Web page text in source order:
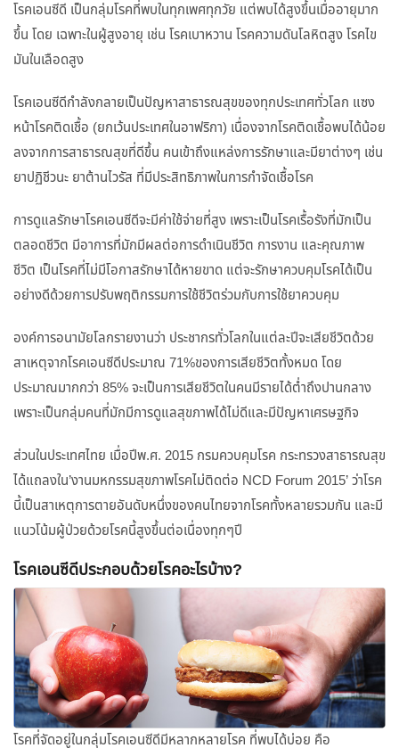
โรคเอนซีดี เป็นกลุ่มโรคที่พบในทุกเพศทุกวัย แต่พบได้สูงขึ้นเมื่ออายุมาก
ขึ้น โดย เฉพาะในผู้สูงอายุ เช่น โรคเบาหวาน โรคความดันโลหิตสูง โรคไข
มันในเลือดสูง
โรคเอนซีดีกำลังกลายเป็นปัญหาสาธารณสุขของทุกประเทศทั่วโลก แซง
หน้าโรคติดเชื้อ (ยกเว้นประเทศในอาฟริกา) เนื่องจากโรคติดเชื้อพบได้น้อย
ลงจากการสาธารณสุขที่ดีขึ้น คนเข้าถึงแหล่งการรักษาและมียาต่างๆ เช่น
ยาปฏิชีวนะ ยาต้านไวรัส ที่มีประสิทธิภาพในการกำจัดเชื้อโรค
การดูแลรักษาโรคเอนซีดีจะมีค่าใช้จ่ายที่สูง เพราะเป็นโรคเรื้อรังที่มักเป็น
ตลอดชีวิต มีอาการที่มักมีผลต่อการดำเนินชีวิต การงาน และคุณภาพ
ชีวิต เป็นโรคที่ไม่มีโอกาสรักษาได้หายขาด แต่จะรักษาควบคุมโรคได้เป็น
อย่างดีด้วยการปรับพฤติกรรมการใช้ชีวิตร่วมกับการใช้ยาควบคุม
องค์การอนามัยโลกรายงานว่า ประชากรทั่วโลกในแต่ละปีจะเสียชีวิตด้วย
สาเหตุจากโรคเอนซีดีประมาณ 71%ของการเสียชีวิตทั้งหมด โดย
ประมาณมากกว่า 85% จะเป็นการเสียชีวิตในคนมีรายได้ต่ำถึงปานกลาง
เพราะเป็นกลุ่มคนที่มักมีการดูแลสุขภาพได้ไม่ดีและมีปัญหาเศรษฐกิจ
ส่วนในประเทศไทย เมื่อปีพ.ศ. 2015 กรมควบคุมโรค กระทรวงสาธารณสุข
ได้แถลงใน’งานมหกรรมสุขภาพโรคไม่ติดต่อ NCD Forum 2015’ ว่าโรค
นี้เป็นสาเหตุการตายอันดับหนึ่งของคนไทยจากโรคทั้งหลายรวมกัน และมี
แนวโน้มผู้ป่วยด้วยโรคนี้สูงขึ้นต่อเนื่องทุกๆปี
โรคเอนซีดีประกอบด้วยโรคอะไรบ้าง?
โรคที่จัดอยู่ในกลุ่มโรคเอนซีดีมีหลากหลายโรค ที่พบได้บ่อย คือ